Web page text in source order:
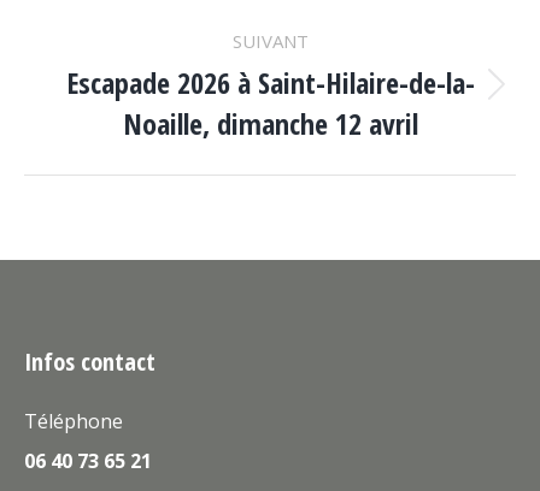
SUIVANT
Projets
similaires
Escapade 2026 à Saint-Hilaire-de-la-
Noaille, dimanche 12 avril
Infos contact
Téléphone
06 40 73 65 21